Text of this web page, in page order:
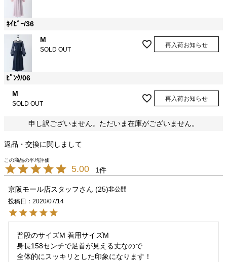
ﾈｲﾋﾞｰ/36
M
SOLD OUT
再入荷お知らせ
ﾋﾟﾝｸ/06
M
SOLD OUT
再入荷お知らせ
申し訳ございません。ただいま在庫がございません。
返品・交換に関しまして
5.00 1
京阪モール店スタッフ 25 非公開
投稿日
2020/07/14
普段のサイズM 着用サイズM
身長158センチで足首が見える丈なので
全体的にスッキリとした印象になります！